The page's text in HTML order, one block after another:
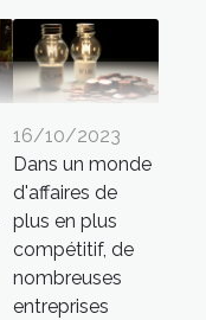
16/10/2023
Dans un monde
d'affaires de
plus en plus
compétitif, de
nombreuses
entreprises